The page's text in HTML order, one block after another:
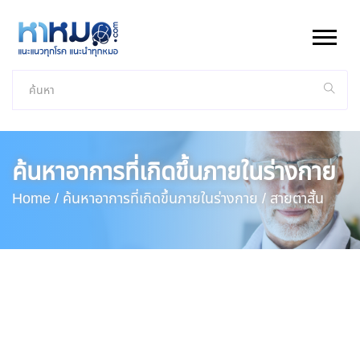
ค้นหาอาการที่เกิดขึ้นภายในร่างกาย
Home / ค้นหาอาการที่เกิดขึ้นภายในร่างกาย / สายตาสั้น